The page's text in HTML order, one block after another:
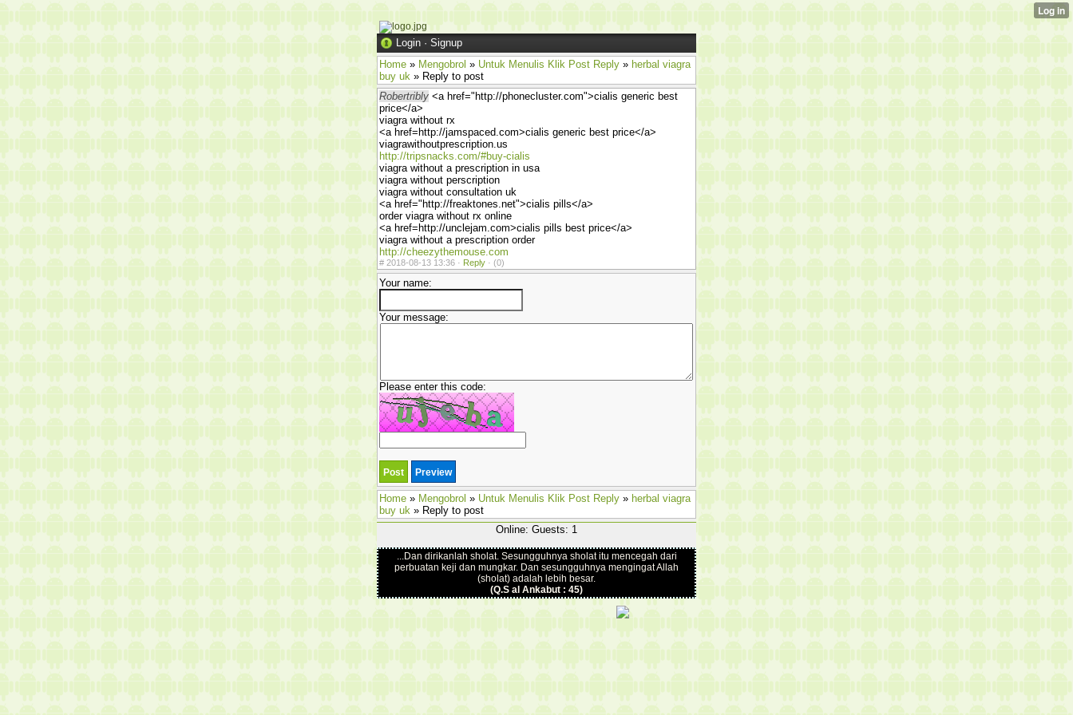
Login · Signup
Home » Mengobrol » Untuk Menulis Klik Post Reply » herbal viagra
buy uk » Reply to post
Robertribly <a href="http://phonecluster.com">cialis generic best
price</a>
viagra without rx
<a href=http://jamspaced.com>cialis generic best price</a>
viagrawithoutprescription.us
http://tripsnacks.com/#buy-cialis
viagra without a prescription in usa
viagra without perscription
viagra without consultation uk
<a href="http://freaktones.net">cialis pills</a>
order viagra without rx online
<a href=http://unclejam.com>cialis pills best price</a>
viagra without a prescription order
http://cheezythemouse.com
# 2018-08-13 13:36 · Reply · (0)
Your name:
Your message:
Please enter this code:
Home » Mengobrol » Untuk Menulis Klik Post Reply » herbal viagra
buy uk » Reply to post
Online: Guests: 1
...Dan dirikanlah sholat. Sesungguhnya sholat itu mencegah dari
perbuatan keji dan mungkar. Dan sesungguhnya mengingat Allah
(sholat) adalah lebih besar.
(Q.S al Ankabut : 45)